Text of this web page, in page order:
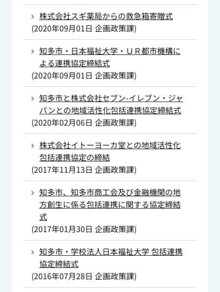
株式会社スギ薬局からの救急箱寄贈式
(2020年09月01日 企画政策課)
知多市・日本福祉大学・ＵＲ都市機構に
よる連携協定締結式
(2020年09月01日 企画政策課)
知多市と株式会社セブン-イレブン・ジャ
パンとの地域活性化包括連携協定締結式
(2020年02月06日 企画政策課)
株式会社イトーヨーカ堂との地域活性化
包括連携協定の締結
(2017年11月13日 企画政策課)
知多市、知多市商工会及び金融機関の地
方創生に係る包括連携に関する協定締結
式
(2017年01月30日 企画政策課)
知多市・学校法人日本福祉大学 包括連携
協定締結式
(2016年07月28日 企画政策課)